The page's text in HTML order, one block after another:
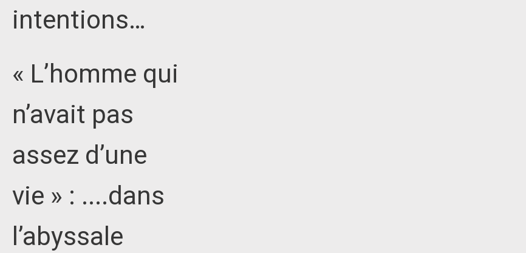
intentions…
« L’homme qui
n’avait pas
assez d’une
vie » : ....dans
l’abyssale